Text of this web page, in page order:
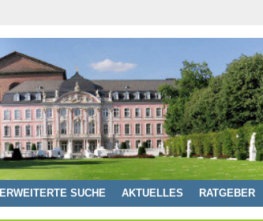
ERWEITERTE SUCHE AKTUELLES RATGEBER